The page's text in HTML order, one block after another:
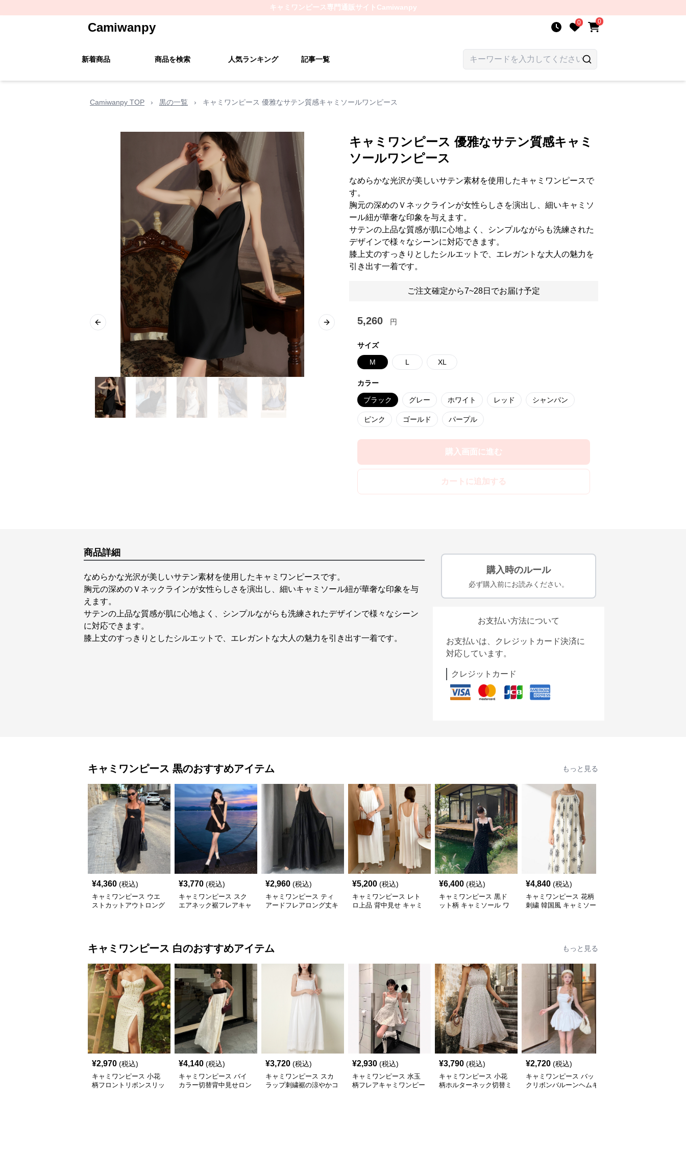
キャミワンピース専門通販サイト Camiwanpy
Camiwanpy 0 0
新着商品 商品を検索 人気ランキング 記事一覧
Camiwanpy TOP › 黒の一覧 › キャミワンピース 優雅なサテン質感キャミソールワンピース
Previous slide Next slide
キャミワンピース 優雅なサテン質感キャミ
ソールワンピース
なめらかな光沢が美しいサテン素材を使用したキャミワンピースで
す。
胸元の深めのＶネックラインが女性らしさを演出し、細いキャミソ
ール紐が華奢な印象を与えます。
サテンの上品な質感が肌に心地よく、シンプルながらも洗練された
デザインで様々なシーンに対応できます。
膝上丈のすっきりとしたシルエットで、エレガントな大人の魅力を
引き出す一着です。
ご注文確定から7~28日でお届け予定
5,260 円
サイズ
M L XL
カラー
ブラック グレー ホワイト レッド シャンパン
ピンク ゴールド パープル
購入画面に進む
カートに追加する
商品詳細
なめらかな光沢が美しいサテン素材を使用したキャミワンピースです。
胸元の深めのＶネックラインが女性らしさを演出し、細いキャミソール紐が華奢な印象を与
えます。
サテンの上品な質感が肌に心地よく、シンプルながらも洗練されたデザインで様々なシーン
に対応できます。
膝上丈のすっきりとしたシルエットで、エレガントな大人の魅力を引き出す一着です。
購入時のルール
必ず購入前にお読みください。
お支払い方法について
お支払いは、クレジットカード決済に
対応しています。
クレジットカード
キャミワンピース 黒のおすすめアイテム もっと見る
¥4,360 (税込)
キャミワンピース ウエ
ストカットアウトロング
¥3,770 (税込)
キャミワンピース スク
エアネック裾フレアキャ
¥2,960 (税込)
キャミワンピース ティ
アードフレアロング丈キ
¥5,200 (税込)
キャミワンピース レト
ロ上品 背中見せ キャミ
¥6,400 (税込)
キャミワンピース 黒ド
ット柄 キャミソール ワ
¥4,840 (税込)
キャミワンピース 花柄
刺繍 韓国風 キャミソー
キャミワンピース 白のおすすめアイテム もっと見る
¥2,970 (税込)
キャミワンピース 小花
柄フロントリボンスリッ
¥4,140 (税込)
キャミワンピース バイ
カラー切替背中見せロン
¥3,720 (税込)
キャミワンピース スカ
ラップ刺繍裾の涼やかコ
¥2,930 (税込)
キャミワンピース 水玉
柄フレアキャミワンピー
¥3,790 (税込)
キャミワンピース 小花
柄ホルターネック切替ミ
¥2,720 (税込)
キャミワンピース バッ
クリボンバルーンヘムキ